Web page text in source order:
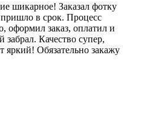
шикарное! Заказал фотку
в срок. Процесс
оформил заказ, оплатил и
забрал. Качество супер,
яркий! Обязательно закажу